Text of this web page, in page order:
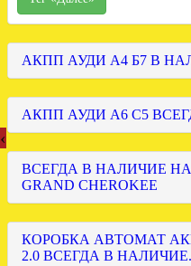
АКПП АУДИ А4 Б7 В
АКПП АУДИ А6 С5
ВСЕГДА В НАЛИЧИЕ
GRAND CHEROKEE
КОРОБКА АВТОМАТ
2.0 ВСЕГДА В НАЛИЧИЕ.
‹